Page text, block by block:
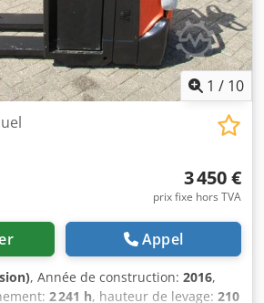
1 / 10
3 450 €
prix fixe hors TVA
Appel
, Année de construction: 2016,
2 241 h, hauteur de levage: 210